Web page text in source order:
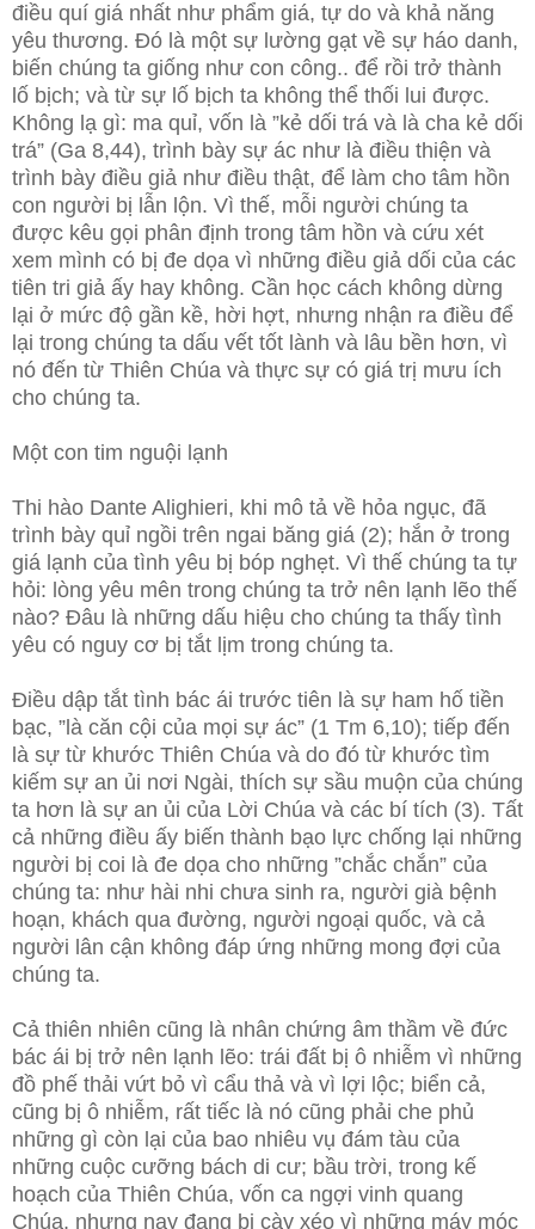
điều quí giá nhất như phẩm giá, tự do và khả năng
yêu thương. Đó là một sự lường gạt về sự háo danh,
biến chúng ta giống như con công.. để rồi trở thành
lố bịch; và từ sự lố bịch ta không thể thối lui được.
Không lạ gì: ma quỉ, vốn là ”kẻ dối trá và là cha kẻ dối
trá” (Ga 8,44), trình bày sự ác như là điều thiện và
trình bày điều giả như điều thật, để làm cho tâm hồn
con người bị lẫn lộn. Vì thế, mỗi người chúng ta
được kêu gọi phân định trong tâm hồn và cứu xét
xem mình có bị đe dọa vì những điều giả dối của các
tiên tri giả ấy hay không. Cần học cách không dừng
lại ở mức độ gần kề, hời hợt, nhưng nhận ra điều để
lại trong chúng ta dấu vết tốt lành và lâu bền hơn, vì
nó đến từ Thiên Chúa và thực sự có giá trị mưu ích
cho chúng ta.
Một con tim nguội lạnh
Thi hào Dante Alighieri, khi mô tả về hỏa ngục, đã
trình bày quỉ ngồi trên ngai băng giá (2); hắn ở trong
giá lạnh của tình yêu bị bóp nghẹt. Vì thế chúng ta tự
hỏi: lòng yêu mên trong chúng ta trở nên lạnh lẽo thế
nào? Đâu là những dấu hiệu cho chúng ta thấy tình
yêu có nguy cơ bị tắt lịm trong chúng ta.
Điều dập tắt tình bác ái trước tiên là sự ham hố tiền
bạc, ”là căn cội của mọi sự ác” (1 Tm 6,10); tiếp đến
là sự từ khước Thiên Chúa và do đó từ khước tìm
kiếm sự an ủi nơi Ngài, thích sự sầu muộn của chúng
ta hơn là sự an ủi của Lời Chúa và các bí tích (3). Tất
cả những điều ấy biến thành bạo lực chống lại những
người bị coi là đe dọa cho những ”chắc chắn” của
chúng ta: như hài nhi chưa sinh ra, người già bệnh
hoạn, khách qua đường, người ngoại quốc, và cả
người lân cận không đáp ứng những mong đợi của
chúng ta.
Cả thiên nhiên cũng là nhân chứng âm thầm về đức
bác ái bị trở nên lạnh lẽo: trái đất bị ô nhiễm vì những
đồ phế thải vứt bỏ vì cẩu thả và vì lợi lộc; biển cả,
cũng bị ô nhiễm, rất tiếc là nó cũng phải che phủ
những gì còn lại của bao nhiêu vụ đám tàu của
những cuộc cưỡng bách di cư; bầu trời, trong kế
hoạch của Thiên Chúa, vốn ca ngợi vinh quang
Chúa, nhưng nay đang bị cày xéo vì những máy móc